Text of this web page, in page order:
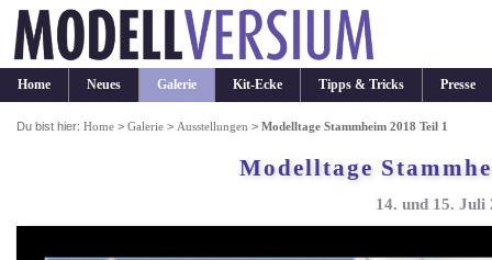
Home Neues Galerie Kit-Ecke Tipps & Tricks Presse
Du bist hier:Home >Galerie > Ausstellungen >Modelltage Stammheim 2018 Teil 1
Modelltage
14. und 15. Juli